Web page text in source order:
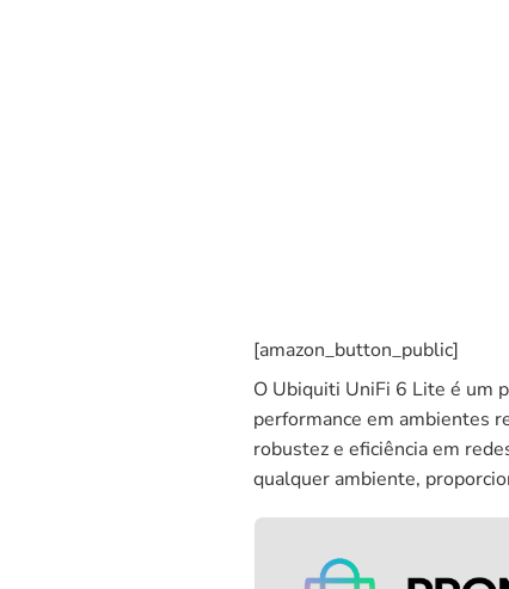
[amazon_button_public]
O Ubiquiti UniFi 6 Lite é um
performance em ambientes
robustez e eficiência em
qualquer ambiente,